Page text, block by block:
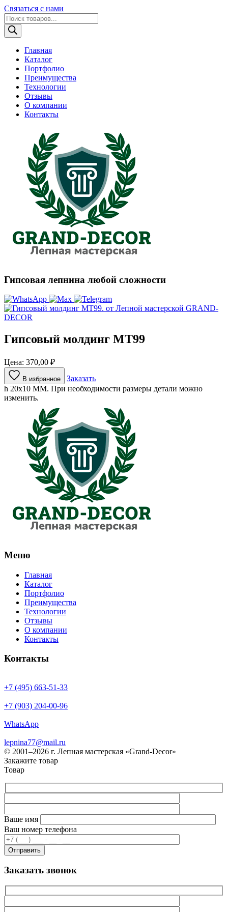
Связаться с нами
Поиск
товаров
Главная
Каталог
Портфолио
Преимущества
Технологии
Отзывы
О компании
Контакты
Гипсовая лепнина любой сложности
Гипсовый молдинг МТ99
Цена: 370,00 ₽
В избранное
Заказать
h 20х10 ММ. При необходимости размеры детали можно
изменить.
Меню
Главная
Каталог
Портфолио
Преимущества
Технологии
Отзывы
О компании
Контакты
Контакты
+7 (495) 663-51-33
+7 (903) 204-00-96
WhatsApp
lepnina77@mail.ru
© 2001–2026 г. Лепная мастерская «Grand-Decor»
Закажите товар
Товар
Ваше имя
Ваш номер телефона
Заказать звонок